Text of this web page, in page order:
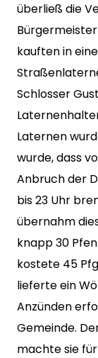
überließ die
kauften in
Schlosser
Laternen
wurde, dass
Anbruch der
bis 23 Uhr
übernahm
knapp 30
kostete 45
lieferte ein
Anzünden
Gemeinde.
machte sie für